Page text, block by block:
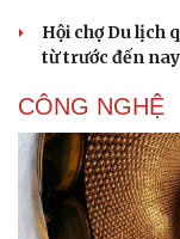
Hội chợ Du lịch
từ trước đến nay
CÔNG NGHỆ